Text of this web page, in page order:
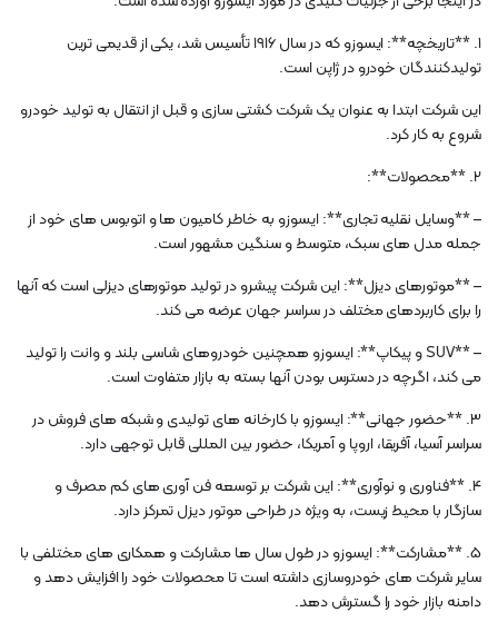
1. **تاریخچه**: ایسوزو که در سال 1916 تأسیس شد، یکی از قدیمی ترین
تولیدکنندگان خودرو در ژاپن است.
این شرکت ابتدا به عنوان یک شرکت کشتی سازی و قبل از انتقال به تولید خودرو
شروع به کار کرد.
2. **محصولات**:
– **وسایل نقلیه تجاری**: ایسوزو به خاطر کامیون ها و اتوبوس های خود از
جمله مدل های سبک، متوسط ​​و سنگین مشهور است.
– **موتورهای دیزل**: این شرکت پیشرو در تولید موتورهای دیزلی است که آنها
را برای کاربردهای مختلف در سراسر جهان عرضه می کند.
– **SUV و پیکاپ**: ایسوزو همچنین خودروهای شاسی بلند و وانت را تولید
می کند، اگرچه در دسترس بودن آنها بسته به بازار متفاوت است.
3. **حضور جهانی**: ایسوزو با کارخانه های تولیدی و شبکه های فروش در
سراسر آسیا، آفریقا، اروپا و آمریکا، حضور بین المللی قابل توجهی دارد.
4. **فناوری و نوآوری**: این شرکت بر توسعه فن آوری های کم مصرف و
سازگار با محیط زیست، به ویژه در طراحی موتور دیزل تمرکز دارد.
5. **مشارکت**: ایسوزو در طول سال ها مشارکت و همکاری های مختلفی با
سایر شرکت های خودروسازی داشته است تا محصولات خود را افزایش دهد و
دامنه بازار خود را گسترش دهد.